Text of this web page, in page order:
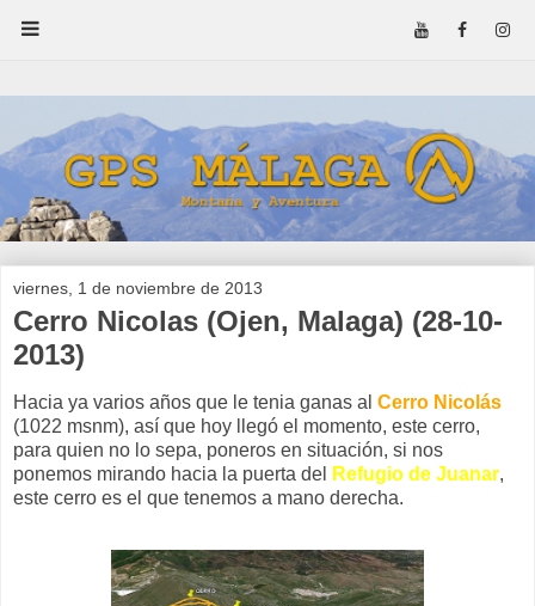
viernes, 1 de noviembre de 2013
Cerro Nicolas (Ojen, Malaga) (28-10-
2013)
Hacia ya varios años que le tenia ganas al Cerro Nicolás
(1022 msnm), así que hoy llegó el momento, este cerro,
para quien no lo sepa, poneros en situación, si nos
ponemos mirando hacia la puerta del
Refugio de Juanar,
este cerro es el que tenemos a mano derecha.